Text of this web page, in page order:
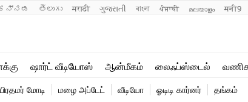
తెలుగు मराठी ગુજરાતી বাংলা ਪੰਜਾਬੀ മലയാളം मनी9
ஷார்ட் வீடியோஸ் ஆன்மீகம் லைஃப்ஸ்டைல்
வணிகம்
வைரல்
பிரதமர் மோடி மழை அப்டேட் வீடியோ ஓடிடி கார்னர் தங்கம்